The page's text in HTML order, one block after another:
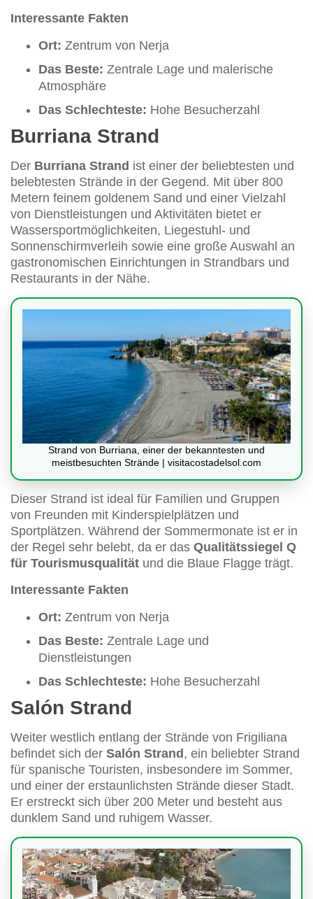
Interessante Fakten
Ort: Zentrum von Nerja
Das Beste: Zentrale Lage und malerische
Atmosphäre
Das Schlechteste: Hohe Besucherzahl
Burriana Strand
Der Burriana Strand ist einer der beliebtesten und
belebtesten Strände in der Gegend. Mit über 800
Metern feinem goldenem Sand und einer Vielzahl
von Dienstleistungen und Aktivitäten bietet er
Wassersportmöglichkeiten, Liegestuhl- und
Sonnenschirmverleih sowie eine große Auswahl an
gastronomischen Einrichtungen in Strandbars und
Restaurants in der Nähe.
Strand von Burriana, einer der bekanntesten und
meistbesuchten Strände | visitacostadelsol.com
Dieser Strand ist ideal für Familien und Gruppen
von Freunden mit Kinderspielplätzen und
Sportplätzen. Während der Sommermonate ist er in
der Regel sehr belebt, da er das Qualitätssiegel Q
für Tourismusqualität und die Blaue Flagge trägt.
Interessante Fakten
Ort: Zentrum von Nerja
Das Beste: Zentrale Lage und
Dienstleistungen
Das Schlechteste: Hohe Besucherzahl
Salón Strand
Weiter westlich entlang der Strände von Frigiliana
befindet sich der Salón Strand , ein beliebter Strand
für spanische Touristen, insbesondere im Sommer,
und einer der erstaunlichsten Strände dieser Stadt.
Er erstreckt sich über 200 Meter und besteht aus
dunklem Sand und ruhigem Wasser.